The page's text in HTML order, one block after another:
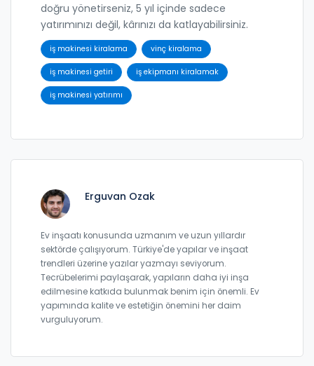
doğru yönetirseniz, 5 yıl içinde sadece
yatırımınızı değil, kârınızı da katlayabilirsiniz.
iş makinesi kiralama vinç kiralama
iş makinesi getiri iş ekipmanı kiralamak
iş makinesi yatırımı
Erguvan Ozak
Ev inşaatı konusunda uzmanım ve uzun yıllardır
sektörde çalışıyorum. Türkiye'de yapılar ve inşaat
trendleri üzerine yazılar yazmayı seviyorum.
Tecrübelerimi paylaşarak, yapıların daha iyi inşa
edilmesine katkıda bulunmak benim için önemli. Ev
yapımında kalite ve estetiğin önemini her daim
vurguluyorum.